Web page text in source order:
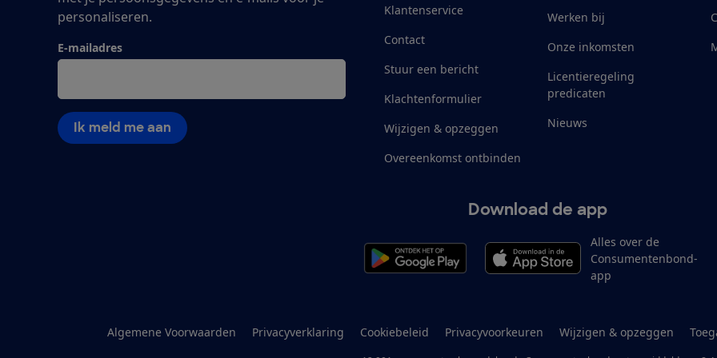
personaliseren.
E-mailadres
Ik meld me aan
Klantenservice
Contact
Stuur een bericht
Klachtenformulier
Wijzigen & opzeggen
Overeenkomst ontbinden
Werken bij
Onze inkomsten
Licentieregeling
predicaten
Nieuws
Download de app
Alles over de
Consumentenbond-
app
Algemene Voorwaarden Privacyverklaring Cookiebeleid Privacyvoorkeuren Wijzigen & opzeggen